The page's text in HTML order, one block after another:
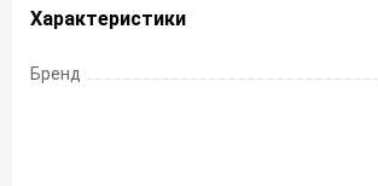
Характеристики
Бренд